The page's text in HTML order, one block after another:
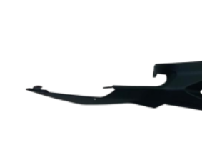
AGGIUNGI AL CARRELLO